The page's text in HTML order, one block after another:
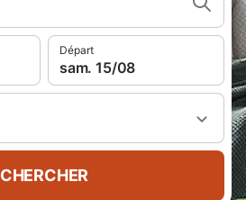
Départ
sam. 15/08
CHERCHER